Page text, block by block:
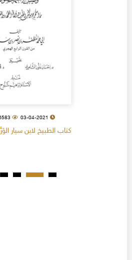
03-04-2021 196583 مشاهدة
كتاب الطبيخ لابن سيار الوَرَّاق